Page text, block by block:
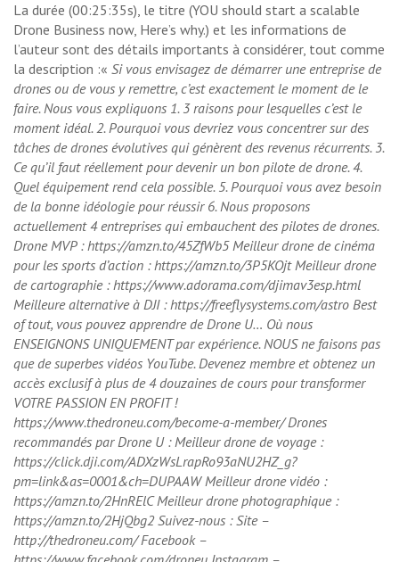
La durée (00:25:35s), le titre (YOU should start a scalable
Drone Business now, Here’s why.) et les informations de
l’auteur sont des détails importants à considérer, tout comme
la description :« Si vous envisagez de démarrer une entreprise de
drones ou de vous y remettre, c’est exactement le moment de le
faire. Nous vous expliquons 1. 3 raisons pour lesquelles c’est le
moment idéal. 2. Pourquoi vous devriez vous concentrer sur des
tâches de drones évolutives qui génèrent des revenus récurrents. 3.
Ce qu’il faut réellement pour devenir un bon pilote de drone. 4.
Quel équipement rend cela possible. 5. Pourquoi vous avez besoin
de la bonne idéologie pour réussir 6. Nous proposons
actuellement 4 entreprises qui embauchent des pilotes de drones.
Drone MVP : https://amzn.to/45ZfWb5 Meilleur drone de cinéma
pour les sports d’action : https://amzn.to/3P5KOjt Meilleur drone
de cartographie : https://www.adorama.com/djimav3esp.html
Meilleure alternative à DJI : https://freeflysystems.com/astro Best
of tout, vous pouvez apprendre de Drone U… Où nous
ENSEIGNONS UNIQUEMENT par expérience. NOUS ne faisons pas
que de superbes vidéos YouTube. Devenez membre et obtenez un
accès exclusif à plus de 4 douzaines de cours pour transformer
VOTRE PASSION EN PROFIT !
https://www.thedroneu.com/become-a-member/ Drones
recommandés par Drone U : Meilleur drone de voyage :
https://click.dji.com/ADXzWsLrapRo93aNU2HZ_g?
pm=link&as=0001&ch=DUPAAW Meilleur drone vidéo :
https://amzn.to/2HnRElC Meilleur drone photographique :
https://amzn.to/2HjQbg2 Suivez-nous : Site –
http://thedroneu.com/ Facebook –